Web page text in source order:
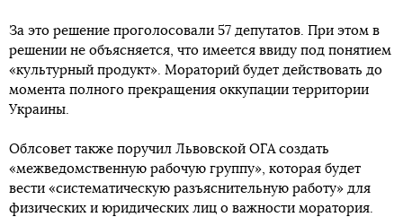
За это решение проголосовали 57 депутатов. При этом в
решении не объясняется, что имеется ввиду под понятием
«культурный продукт». Мораторий будет действовать до
момента полного прекращения оккупации территории
Украины.
Облсовет также поручил Львовской ОГА создать
«межведомственную рабочую группу», которая будет
вести «систематическую разъяснительную работу» для
физических и юридических лиц о важности моратория.